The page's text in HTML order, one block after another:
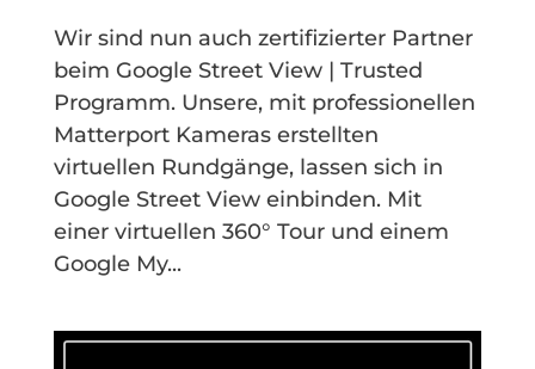
Wir sind nun auch zertifizierter Partner
beim Google Street View | Trusted
Programm. Unsere, mit professionellen
Matterport Kameras erstellten
virtuellen Rundgänge, lassen sich in
Google Street View einbinden. Mit
einer virtuellen 360° Tour und einem
Google My...